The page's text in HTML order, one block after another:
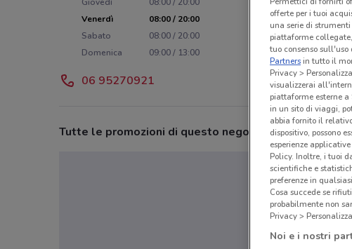
Venerdì
08:00 / 20:00
Sabato
08:00 / 20:00
Domenica
09:00 / 13:00
06 95270921
Tutte le promozioni di questo negozio
offerte per i tuoi
una serie di
piattaforme
tuo consenso
Partnersin tutto il
Privacy >
visualizzerai
piattaforme esterne
in un sito di viaggi,
abbia fornito il
dispositivo, possono
esperienze
Policy. Inoltre, i tuoi
scientifiche e
preferenze in
Cosa succede se
probabilmente non
Privacy >
Noi e i nostri